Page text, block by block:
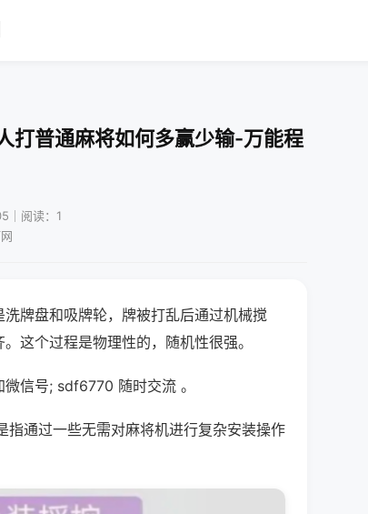
打普通麻将如何多赢少输-万能程
｜阅读：1
牌盘和吸牌轮，牌被打乱后通过机械搅
这个过程是物理性的，随机性很强。
信号; sdf6770 随时交流 。
通过一些无需对麻将机进行复杂安装操作